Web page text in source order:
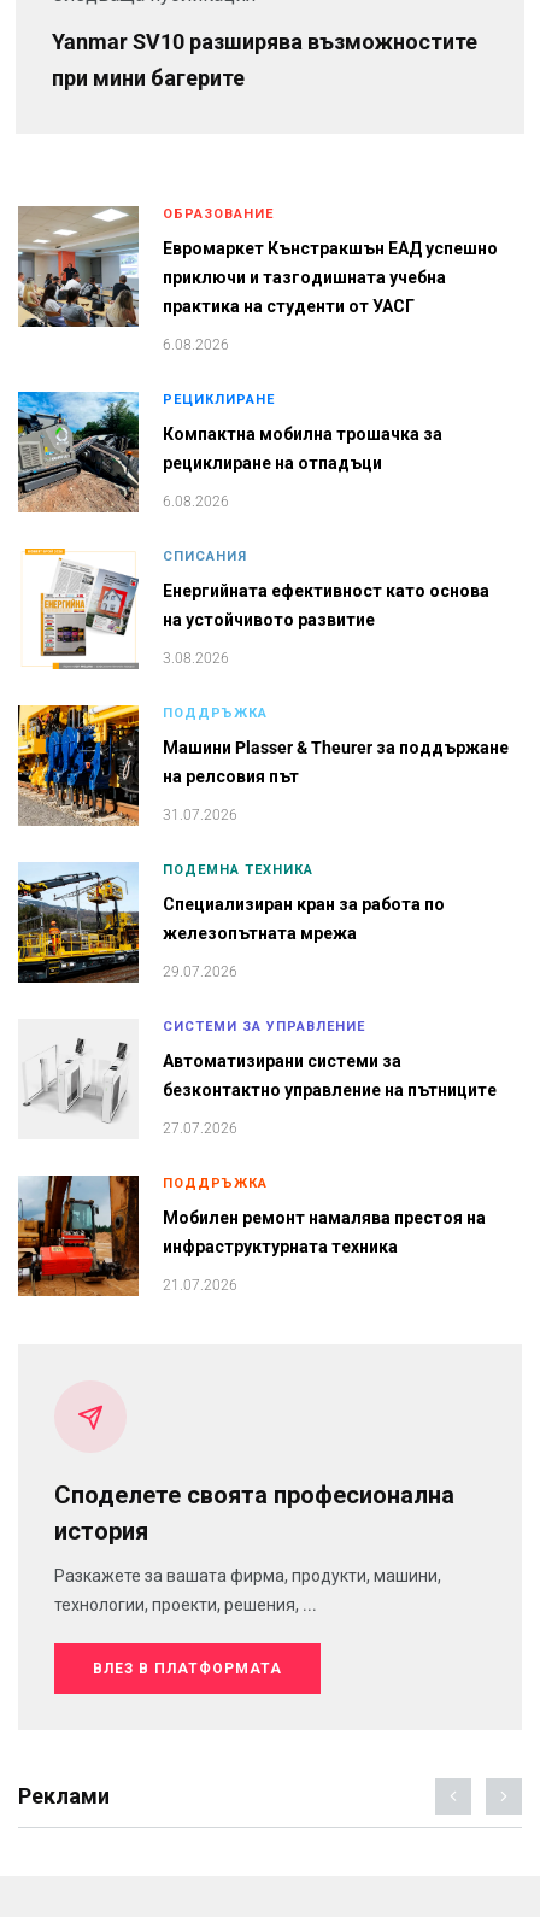
Yanmar SV10 разширява възможностите
при мини багерите
ОБРАЗОВАНИЕ
Евромаркет Кънстракшън ЕАД успешно
приключи и тазгодишната учебна
практика на студенти от УАСГ
6.08.2026
РЕЦИКЛИРАНЕ
Компактна мобилна трошачка за
рециклиране на отпадъци
6.08.2026
СПИСАНИЯ
Енергийната ефективност като основа
на устойчивото развитие
3.08.2026
ПОДДРЪЖКА
Машини Plasser & Theurer за поддържане
на релсовия път
31.07.2026
ПОДЕМНА ТЕХНИКА
Специализиран кран за работа по
железопътната мрежа
29.07.2026
СИСТЕМИ ЗА УПРАВЛЕНИЕ
Автоматизирани системи за
безконтактно управление на пътниците
27.07.2026
ПОДДРЪЖКА
Мобилен ремонт намалява престоя на
инфраструктурната техника
21.07.2026
Споделете своята професионална
история
Разкажете за вашата фирма, продукти, машини,
технологии, проекти, решения, ...
ВЛЕЗ В ПЛАТФОРМАТА
Реклами